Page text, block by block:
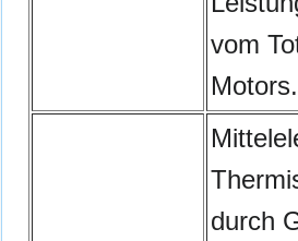
vom
Motors.
durch